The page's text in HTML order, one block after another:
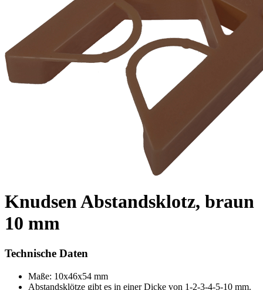
Knudsen Abstandsklotz, braun
10 mm
Technische Daten
Maße: 10x46x54 mm
Abstandsklötze gibt es in einer Dicke von 1-2-3-4-5-10 mm.